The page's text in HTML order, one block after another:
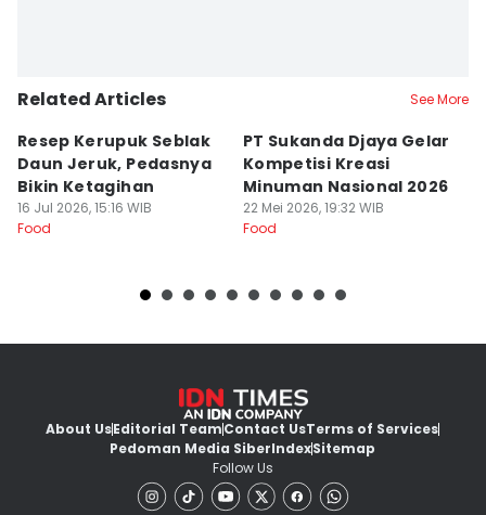
Related Articles See More
Resep Kerupuk Seblak
Daun Jeruk, Pedasnya
Bikin Ketagihan
16 Jul 2026, 15:16 WIB
Food
PT Sukanda Djaya Gelar
Kompetisi Kreasi
Minuman Nasional 2026
22 Mei 2026, 19:32 WIB
Food
About UsEditorial TeamContact UsTerms of Services
Pedoman Media SiberIndexSitemap
Follow Us